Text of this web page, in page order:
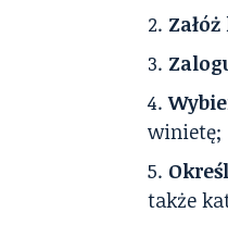
winietę;
także